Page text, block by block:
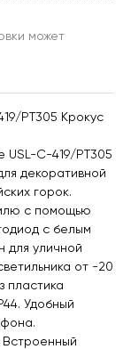
может
PT305 Крокус
USL-C-419/PT305
декоративной
горок.
с помощью
с белым
для уличной
от -20
пластика
Удобный
Встроенный